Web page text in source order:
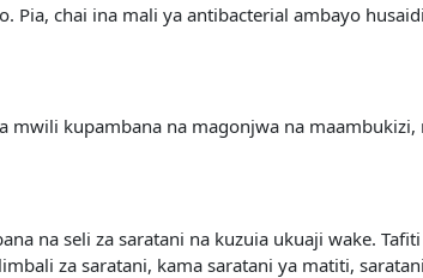
Pia, chai ina mali ya antibacterial ambayo
mwili kupambana na magonjwa na maambukizi,
na seli za saratani na kuzuia ukuaji wake. Tafiti
za saratani, kama saratani ya matiti,